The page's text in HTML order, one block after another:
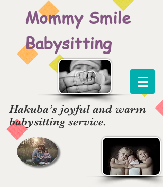
Mommy Smile
Babysitting
Hakuba’s joyful and warm
babysitting service.